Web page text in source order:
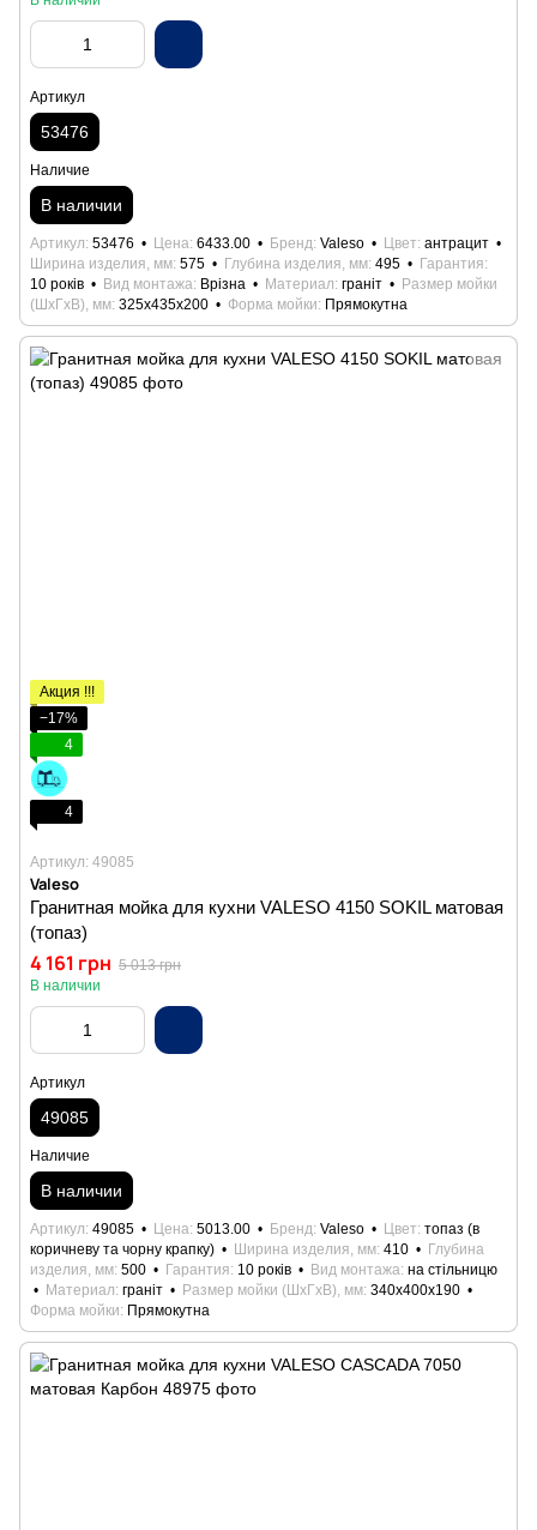
Артикул
53476
Наличие
В наличии
Артикул 53476 Цена 6433.00 Бренд Valeso Цвет антрацит
Ширина изделия, мм 575 Глубина изделия, мм 495
Гарантия
10 років
Вид монтажа Врізна Материал граніт
Размер мойки
(ШхГхВ), мм 325x435x200 Форма мойки Прямокутна
Акция !!!
−17%
4
4
Артикул: 49085
Valeso
Гранитная мойка для кухни VALESO 4150 SOKIL матовая
(топаз)
4 161 грн 5 013 грн
В наличии
Артикул
49085
Наличие
В наличии
Артикул 49085 Цена 5013.00 Бренд Valeso Цвет топаз (в
коричневу та чорну крапку)
Ширина изделия, мм 410
Глубина
изделия, мм 500 Гарантия 10 років Вид монтажа на стільницю
Материал граніт Размер мойки (ШхГхВ), мм 340х400х190
Форма мойки
Прямокутна